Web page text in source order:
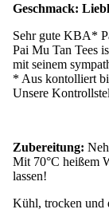
Geschmack:
Sehr gute KBA*
Pai Mu Tan Tees
mit seinem
* Aus kontolliert
Unsere
Zubereitung:
Mit 70°C heißem
lassen!
Kühl, trocken und